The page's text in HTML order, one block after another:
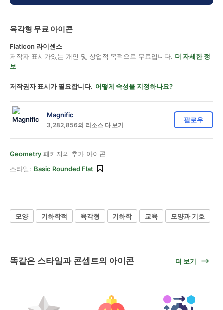
육각형 무료 아이콘
Flaticon 라이센스
저작자 표시가있는 개인 및 상업적 목적으로 무료입니다. 더 자세한 정
보
저작권자 표시가 필요합니다. 어떻게 속성을 지정하나요?
Magnific
3,282,856의 리소스 다 보기
팔로우
Geometry 패키지의 추가 아이콘
스타일: Basic Rounded Flat
모양 기하학적 육각형 기하학 교육 모양과 기호
똑같은 스타일과 콘셉트의 아이콘 더 보기